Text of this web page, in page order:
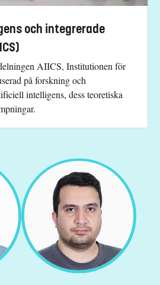
och integrerade
AIICS, Institutionen för
på forskning och
intelligens, dess teoretiska